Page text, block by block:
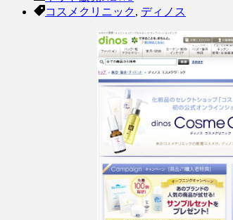
コスメクリニック, ディノス